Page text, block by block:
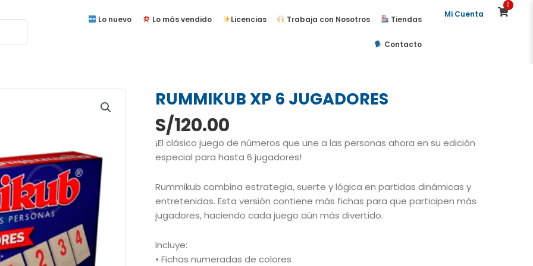
Lo nuevo Lo más vendido Licencias Trabaja con Nosotros Tiendas
Contacto
Mi Cuenta
0
RUMMIKUB XP 6 JUGADORES
S/120.00
¡El clásico juego de números que une a las personas ahora en su edición
especial para hasta 6 jugadores!
Rummikub combina estrategia, suerte y lógica en partidas dinámicas y
entretenidas. Esta versión contiene más fichas para que participen más
jugadores, haciendo cada juego aún más divertido.
Incluye:
• Fichas numeradas de colores